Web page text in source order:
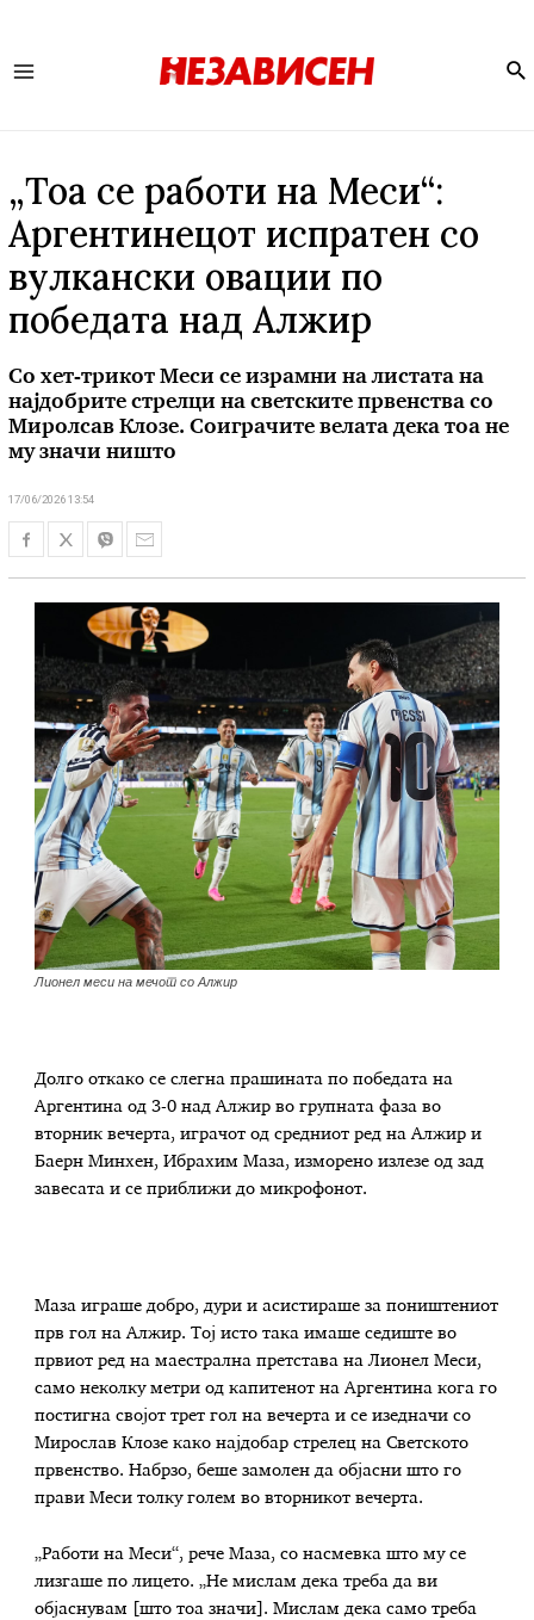
„Тоа се работи на Меси“:
Аргентинецот испратен со
вулкански овации по
победата над Алжир
Со хет-трикот Меси се израмни на листата на
најдобрите стрелци на светските првенства со
Миролсав Клозе. Соиграчите велата дека тоа не
му значи ништо
17/06/2026 13:54
Лионел меси на мечот со Алжир
Долго откако се слегна прашината по победата на
Аргентина од 3-0 над Алжир во групната фаза во
вторник вечерта, играчот од средниот ред на Алжир и
Баерн Минхен, Ибрахим Маза, изморено излезе од зад
завесата и се приближи до микрофонот.
Маза играше добро, дури и асистираше за поништениот
прв гол на Алжир. Тој исто така имаше седиште во
првиот ред на маестрална претстава на Лионел Меси,
само неколку метри од капитенот на Аргентина кога го
постигна својот трет гол на вечерта и се изедначи со
Мирослав Клозе како најдобар стрелец на Светското
првенство. Набрзо, беше замолен да објасни што го
прави Меси толку голем во вторникот вечерта.
„Работи на Меси“, рече Маза, со насмевка што му се
лизгаше по лицето. „Не мислам дека треба да ви
објаснувам [што тоа значи]. Мислам дека само треба